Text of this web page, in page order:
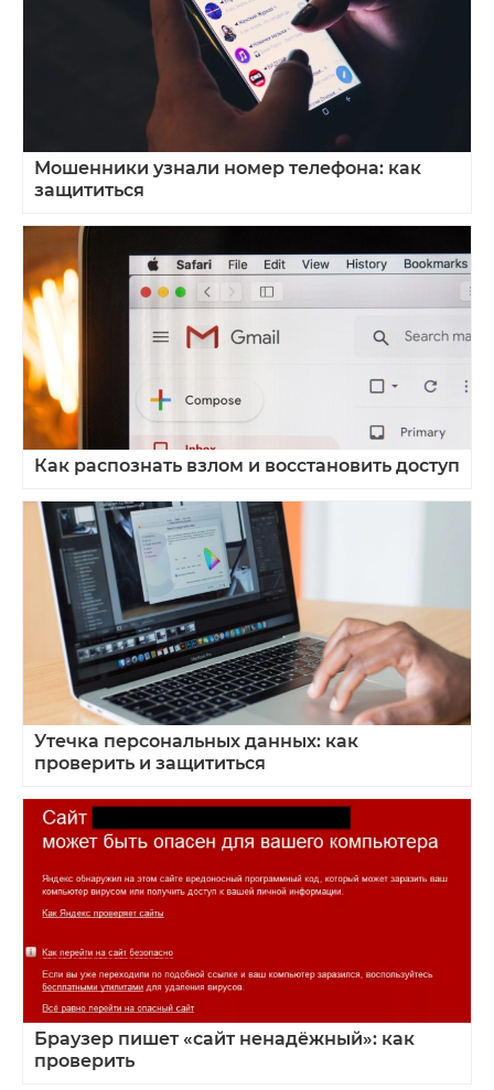
Мошенники узнали номер телефона: как
защититься
Как распознать взлом и восстановить доступ
Утечка персональных данных: как
проверить и защититься
Браузер пишет «сайт ненадёжный»: как
проверить